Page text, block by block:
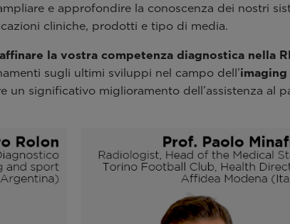
e approfondire la conoscenza dei nostri
cliniche, prodotti e tipo di media.
affinare la vostra competenza diagnostica nella
sugli ultimi sviluppi nel campo dell’
significativo miglioramento dell’assistenza al